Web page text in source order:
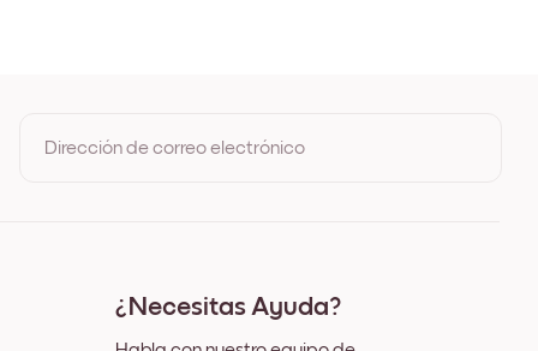
Dirección de correo electrónico
¿Necesitas Ayuda?